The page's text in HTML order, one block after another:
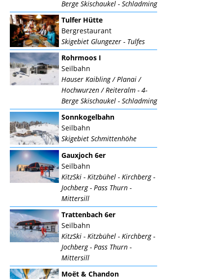
Berge Skischaukel - Schladming
Tulfer Hütte
Bergrestaurant
Skigebiet Glungezer - Tulfes
Rohrmoos I
Seilbahn
Hauser Kaibling / Planai /
Hochwurzen / Reiteralm - 4-
Berge Skischaukel - Schladming
Sonnkogelbahn
Seilbahn
Skigebiet Schmittenhöhe
Gauxjoch 6er
Seilbahn
KitzSki - Kitzbühel - Kirchberg -
Jochberg - Pass Thurn -
Mittersill
Trattenbach 6er
Seilbahn
KitzSki - Kitzbühel - Kirchberg -
Jochberg - Pass Thurn -
Mittersill
Moët & Chandon